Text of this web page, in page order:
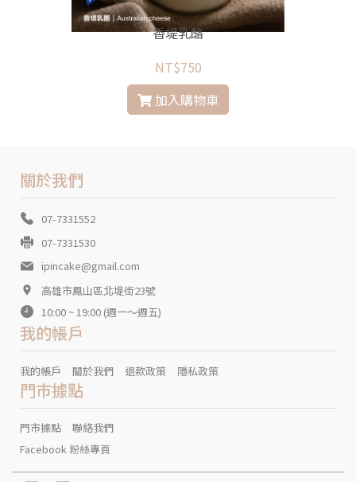
香堤乳酪
NT$750
加入購物車
關於我們
07-7331552
07-7331530
ipincake@gmail.com
高雄市鳳山區北堤街23號
10:00 ~ 19:00 (週一～週五)
我的帳戶
我的帳戶 關於我們 退款政策 隱私政策
門市據點
門市據點
聯絡我們
Facebook 粉絲專頁